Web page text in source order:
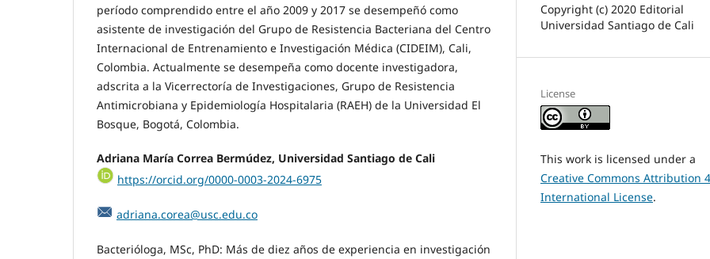
período comprendido entre el año 2009 y 2017 se desempeñó como
asistente de investigación del Grupo de Resistencia Bacteriana del Centro
Internacional de Entrenamiento e Investigación Médica (CIDEIM), Cali,
Colombia. Actualmente se desempeña como docente investigadora,
adscrita a la Vicerrectoría de Investigaciones, Grupo de Resistencia
Antimicrobiana y Epidemiología Hospitalaria (RAEH) de la Universidad El
Bosque, Bogotá, Colombia.
Adriana María Correa Bermúdez, Universidad Santiago de Cali
https://orcid.org/0000-0003-2024-6975
adriana.corea@usc.edu.co
Bacterióloga, MSc, PhD: Más de diez años de experiencia en investigación
Copyright (c) 2020 Editorial
Universidad Santiago de Cali
License
This work is licensed under a
Creative Commons Attribution
International License.